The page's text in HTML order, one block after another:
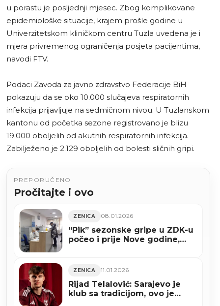
u porastu je posljednji mjesec. Zbog komplikovane
epidemiološke situacije, krajem prošle godine u
Univerzitetskom kliničkom centru Tuzla uvedena je i
mjera privremenog ograničenja posjeta pacijentima,
navodi FTV.
Podaci Zavoda za javno zdravstvo Federacije BiH
pokazuju da se oko 10.000 slučajeva respiratornih
infekcija prijavljuje na sedmičnom nivou. U Tuzlanskom
kantonu od početka sezone registrovano je blizu
19.000 oboljelih od akutnih respiratornih infekcija.
Zabilježeno je 2.129 oboljelih od bolesti sličnih gripi.
PREPORUČENO
Pročitajte i ovo
ZENICA 08.01.2026
“Pik” sezonske gripe u ZDK-u
počeo i prije Nove godine,
ZENICA 11.01.2026
Rijad Telalović: Sarajevo je
klub sa tradicijom, ovo je